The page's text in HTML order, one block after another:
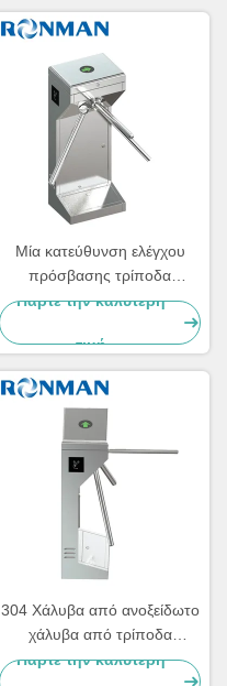
Μία κατεύθυνση ελέγχου
πρόσβασης τρίποδα
στρογγυλοειδής φραγίδα
σιδηροδρομικό σταθμό
Πάρτε την καλύτερη
τιμή
304 Χάλυβα από ανοξείδωτο
χάλυβα από τρίποδα
φραγμός πύλη
Πάρτε την καλύτερη